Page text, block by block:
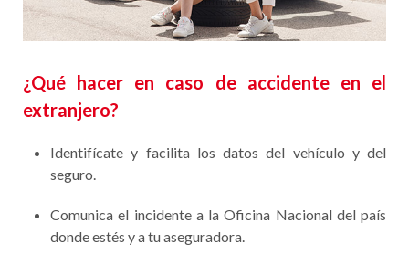
¿Qué hacer en caso de accidente en el
extranjero?
Identifícate y facilita los datos del vehículo y del
seguro.
Comunica el incidente a la Oficina Nacional del país
donde estés y a tu aseguradora.